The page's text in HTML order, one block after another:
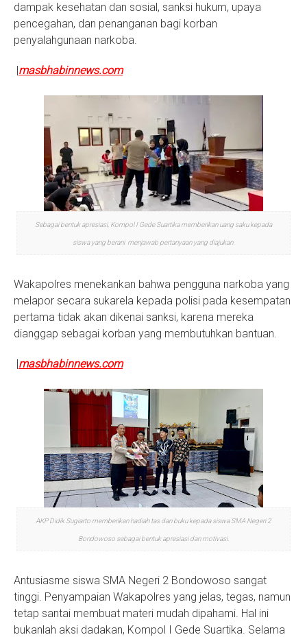
dampak kesehatan dan sosial, sanksi hukum, upaya
pencegahan, dan penanganan bagi korban
penyalahgunaan narkoba.
|masbhabinnews.com
Sebagai bentuk apresiasi, Kompol I Gede Suartika memberikan uang saku kepada
siswa yang berani menjawab pertanyaan yang diajukan.
Wakapolres menekankan bahwa pengguna narkoba yang
melapor secara sukarela kepada polisi pada kesempatan
pertama tidak akan dikenai sanksi, karena mereka
dianggap sebagai korban yang membutuhkan bantuan.
|masbhabinnews.com
AKP Didik Sugiarto memberikan hadiah tas dan buku kepada siswa SMA Negeri 2
Bondowoso sebagai bentuk apresiasi dan motivasi.
Antusiasme siswa SMA Negeri 2 Bondowoso sangat
tinggi. Penyampaian Wakapolres yang jelas, tegas, namun
tetap santai membuat materi mudah dipahami. Hal ini
bukanlah aksi dadakan, Kompol I Gede Suartika. Selama